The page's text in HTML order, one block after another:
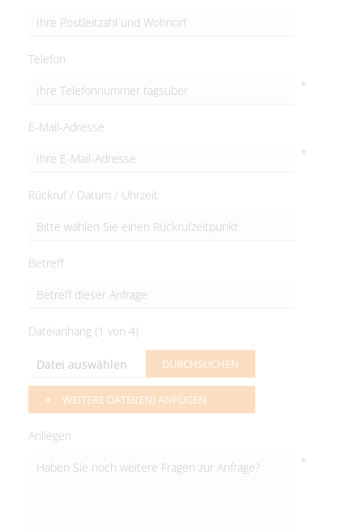
Telefon
*
E-Mail-Adresse
*
Rückruf / Datum / Uhrzeit
Betreff
Dateianhang (1 von 4)
DURCHSUCHEN
WEITERE DATEI(EN) ANFÜGEN
Anliegen
*